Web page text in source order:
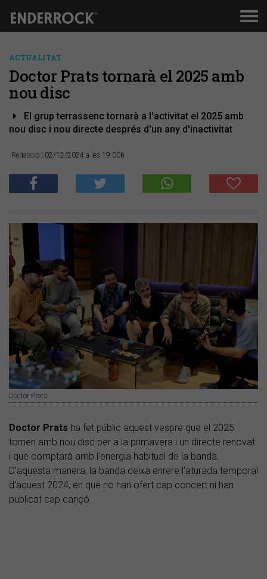
ACTUALITAT
Doctor Prats tornarà el 2025 amb
nou disc
El grup terrassenc tornarà a l'activitat el 2025 amb
nou disc i nou directe després d'un any d'inactivitat
Redacció | 02/12/2024 a les 19:00h
Doctor Prats
Doctor Prats ha fet públic aquest vespre que el 2025
tornen amb nou disc per a la primavera i un directe renovat
i que comptarà amb l'energia habitual de la banda.
D'aquesta manera, la banda deixa enrere l'aturada temporal
d'aquest 2024, en què no han ofert cap concert ni han
publicat cap cançó.